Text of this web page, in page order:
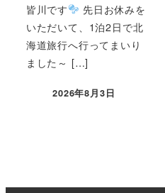
皆川です
先日お休みを
いただいて、1泊2日で北
海道旅行へ行ってまいり
ました～ […]
2026年8月3日